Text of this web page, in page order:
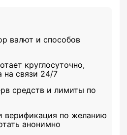
валют и способов
круглосуточно,
на связи 24/7
средств и лимиты по
верификация по желанию
анонимно